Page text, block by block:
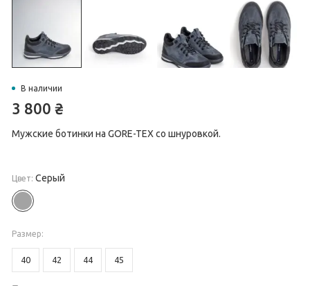
В наличии
3 800₴
Мужские ботинки на GORE-TEX со шнуровкой.
Цвет: Серый
Размер:
40 42 44 45